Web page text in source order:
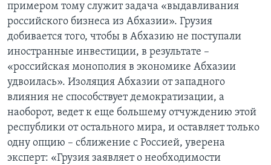
примером тому служит задача «выдавливания
российского бизнеса из Абхазии». Грузия
добивается того, чтобы в Абхазию не поступали
иностранные инвестиции, в результате –
«российская монополия в экономике Абхазии
удвоилась». Изоляция Абхазии от западного
влияния не способствует демократизации, а
наоборот, ведет к еще большему отчуждению этой
республики от остального мира, и оставляет только
одну опцию ­– сближение с Россией, уверена
эксперт: «Грузия заявляет о необходимости